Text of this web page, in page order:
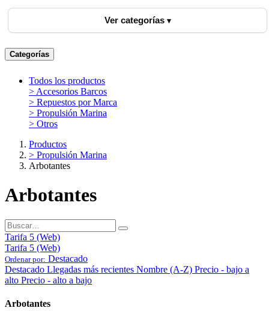
Ver categorías
Categorías
Todos los productos
> Accesorios Barcos
> Repuestos por Marca
> Propulsión Marina
> Otros
Productos
> Propulsión Marina
Arbotantes
Arbotantes
Tarifa 5 (Web)
Tarifa 5 (Web)
Ordenar por: Destacado
Destacado Llegadas más recientes Nombre (A-Z) Precio - bajo a
alto Precio - alto a bajo
Arbotantes